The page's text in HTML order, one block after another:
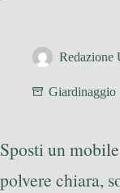
Redazione
Giardinaggio
Sposti un
polvere chiara,